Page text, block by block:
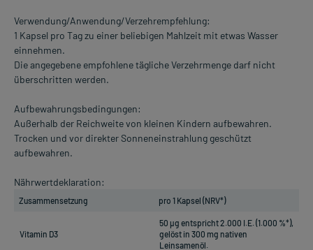
Verwendung/Anwendung/Verzehrempfehlung:
1 Kapsel pro Tag zu einer beliebigen Mahlzeit mit etwas Wasser
einnehmen.
Die angegebene empfohlene tägliche Verzehrmenge darf nicht
überschritten werden.
Aufbewahrungsbedingungen:
Außerhalb der Reichweite von kleinen Kindern aufbewahren.
Trocken und vor direkter Sonneneinstrahlung geschützt
aufbewahren.
Nährwertdeklaration:
Zusammensetzung pro 1 Kapsel (NRV*)
Vitamin D3
50 µg entspricht 2.000 I.E. (1.000 %*),
gelöst in 300 mg nativen
Leinsamenöl.